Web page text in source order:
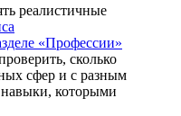
реалистичные
«Профессии»
сколько
сфер и с разным
которыми